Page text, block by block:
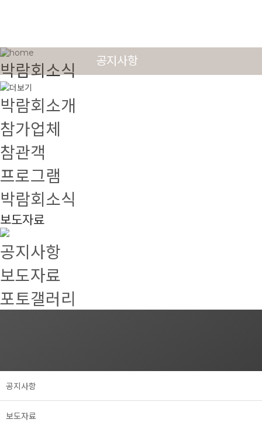
공지사항
박람회소식
박람회소개
참가업체
참관객
프로그램
박람회소식
보도자료
공지사항
보도자료
포토갤러리
공지사항
보도자료